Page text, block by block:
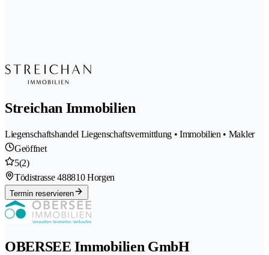
Streichan Immobilien
Liegenschaftshandel Liegenschaftsvermittlung • Immobilien • Makler
Geöffnet
5(2)
Tödistrasse 488810 Horgen
Termin reservieren
OBERSEE Immobilien GmbH